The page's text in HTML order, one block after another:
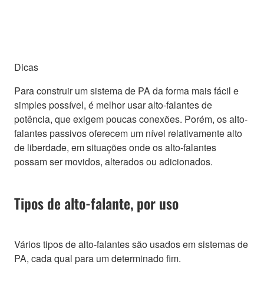
Dicas
Para construir um sistema de PA da forma mais fácil e
simples possível, é melhor usar alto-falantes de
potência, que exigem poucas conexões. Porém, os alto-
falantes passivos oferecem um nível relativamente alto
de liberdade, em situações onde os alto-falantes
possam ser movidos, alterados ou adicionados.
Tipos de alto-falante, por uso
Vários tipos de alto-falantes são usados em sistemas de
PA, cada qual para um determinado fim.